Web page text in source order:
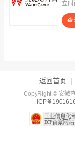
雇主责任险
立时
查
返回首页 |
CopyRight © 安徽
ICP备